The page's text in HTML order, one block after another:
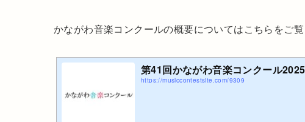
かながわ音楽コンクールの概要についてはこちらをご覧
第41回かながわ音楽コンクール2025
https://musiccontestsite.com/9309